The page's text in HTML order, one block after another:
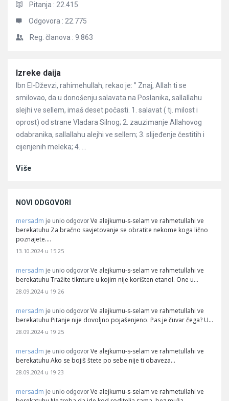
Pitanja : 22.415
Odgovora : 22.775
Reg. članova : 9.863
Članci
Izreke daija
Ibn El-Dževzi, rahimehullah, rekao je: ” Znaj, Allah ti se
smilovao, da u donošenju salavata na Poslanika, sallallahu
slejhi ve sellem, imaš deset počasti. 1. salavat ( tj. milost i
oprost) od strane Vladara Silnog; 2. zauzimanje Allahovog
odabranika, sallallahu alejhi ve sellem; 3. slijeđenje čestitih i
cijenjenih meleka; 4. ...
Više
NOVI ODGOVORI
mersadm je unio odgovor Ve alejkumu-s-selam ve rahmetullahi ve
berekatuhu Za bračno savjetovanje se obratite nekome koga lično
poznajete.…
13.10.2024 u 15:25
mersadm je unio odgovor Ve alejkumu-s-selam ve rahmetullahi ve
berekatuhu Tražite tiknture u kojim nije korišten etanol. One u…
28.09.2024 u 19:26
mersadm je unio odgovor Ve alejkumu-s-selam ve rahmetullahi ve
berekatuhu Pitanje nije dovoljno pojašenjeno. Pas je čuvar čega? U…
28.09.2024 u 19:25
mersadm je unio odgovor Ve alejkumu-s-selam ve rahmetullahi ve
berekatuhu Ako se bojiš štete po sebe nije ti obaveza…
28.09.2024 u 19:23
mersadm je unio odgovor Ve alejkumu-s-selam ve rahmetullahi ve